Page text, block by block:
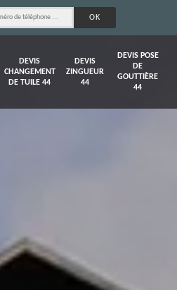
DEVIS
CHANGEMENT
DE TUILE 44
DEVIS
ZINGUEUR
44
DEVIS POSE
DE
GOUTTIÈRE
44